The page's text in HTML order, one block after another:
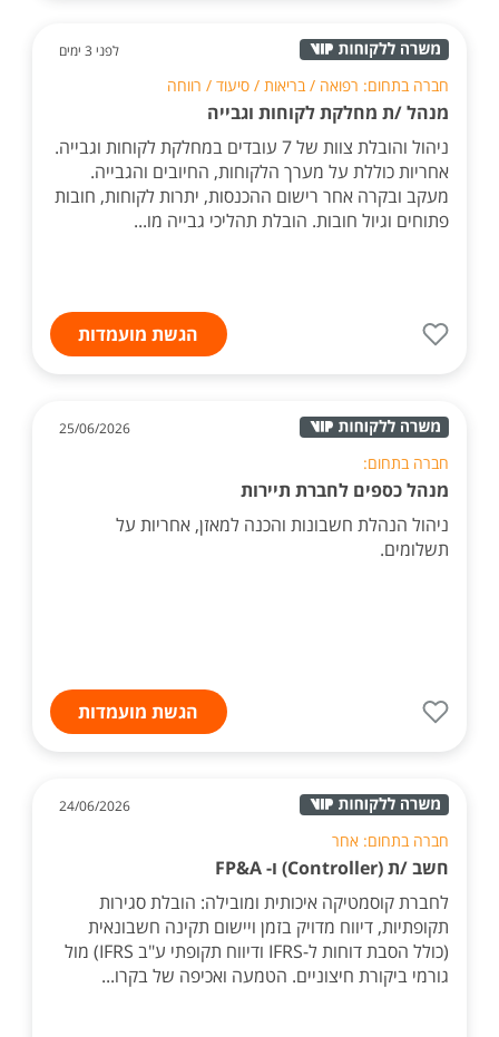
לפני 3 ימים
חברה בתחום: רפואה / בריאות / סיעוד / רווחה
מנהל /ת מחלקת לקוחות וגבייה
ניהול והובלת צוות של 7 עובדים במחלקת לקוחות וגבייה.
אחריות כוללת על מערך הלקוחות, החיובים והגבייה.
מעקב ובקרה אחר רישום ההכנסות, יתרות לקוחות, חובות
פתוחים וגיול חובות. הובלת תהליכי גבייה מו...
הגשת מועמדות
25/06/2026
חברה בתחום:
מנהל כספים לחברת תיירות
ניהול הנהלת חשבונות והכנה למאזן, אחריות על
תשלומים.
הגשת מועמדות
24/06/2026
חברה בתחום: אחר
חשב /ת (Controller) ו- FP&A
לחברת קוסמטיקה איכותית ומובילה: הובלת סגירות
תקופתיות, דיווח מדויק בזמן ויישום תקינה חשבונאית
(כולל הסבת דוחות ל-IFRS ודיווח תקופתי ע"ב IFRS) מול
גורמי ביקורת חיצוניים. הטמעה ואכיפה של בקרו...